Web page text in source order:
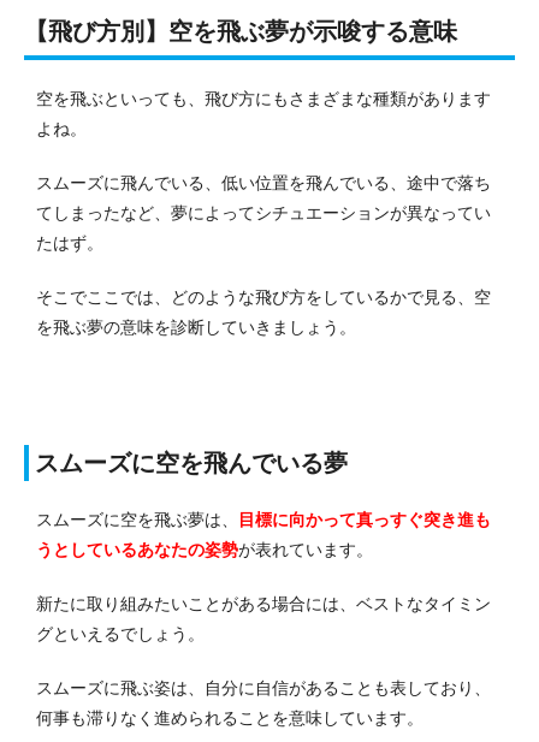
【飛び方別】空を飛ぶ夢が示唆する意味
空を飛ぶといっても、飛び方にもさまざまな種類があります
よね。
スムーズに飛んでいる、低い位置を飛んでいる、途中で落ち
てしまったなど、夢によってシチュエーションが異なってい
たはず。
そこでここでは、どのような飛び方をしているかで見る、空
を飛ぶ夢の意味を診断していきましょう。
スムーズに空を飛んでいる夢
スムーズに空を飛ぶ夢は、
目標に向かって真っすぐ突き進も
うとしているあなたの姿勢が表れています。
新たに取り組みたいことがある場合には、ベストなタイミン
グといえるでしょう。
スムーズに飛ぶ姿は、自分に自信があることも表しており、
何事も滞りなく進められることを意味しています。